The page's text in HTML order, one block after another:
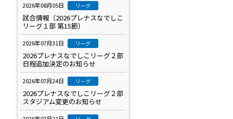
2026年08月05日 リーグ
試合情報（2026プレナスなでしこ
リーグ１部 第15節）
2026年07月31日 リーグ
2026プレナスなでしこリーグ２部
日程追加決定のお知らせ
2026年07月24日 リーグ
2026プレナスなでしこリーグ２部
スタジアム変更のお知らせ